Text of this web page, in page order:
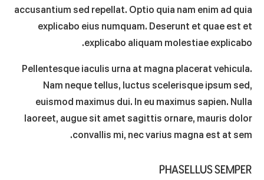
accusantium sed repellat. Optio quia nam enim ad quia
explicabo eius numquam. Deserunt et quae est et
explicabo aliquam molestiae explicabo.
Pellentesque iaculis urna at magna placerat vehicula.
Nam neque tellus, luctus scelerisque ipsum sed,
euismod maximus dui. In eu maximus sapien. Nulla
laoreet, augue sit amet sagittis ornare, mauris dolor
convallis mi, nec varius magna est at sem.
PHASELLUS SEMPER